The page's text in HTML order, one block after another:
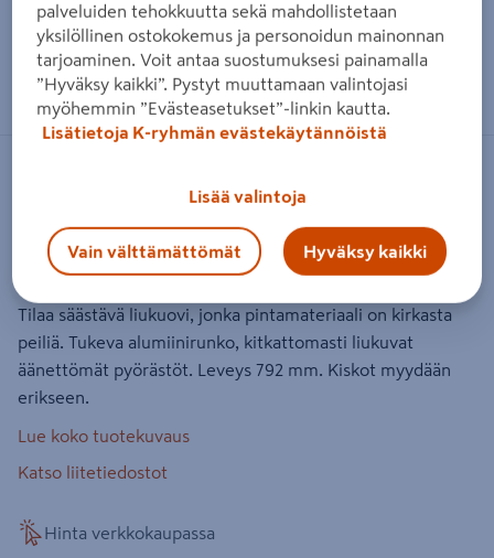
Zoomaa kuvaa sormilla kosketusnäytöllä
Tuotenumero:502016122 EAN-koodi : 6438313501985
Tilaa säästävä liukuovi, jonka pintamateriaali on kirkasta
peiliä. Tukeva alumiinirunko, kitkattomasti liukuvat
äänettömät pyörästöt. Leveys 792 mm. Kiskot myydään
erikseen.
Lue koko tuotekuvaus
Katso liitetiedostot
Hinta verkkokaupassa
palveluiden tehokkuutta sekä mahdollistetaan
yksilöllinen ostokokemus ja personoidun mainonnan
tarjoaminen. Voit antaa suostumuksesi painamalla
”Hyväksy kaikki”. Pystyt muuttamaan valintojasi
myöhemmin ”Evästeasetukset”-linkin kautta.
Lisätietoja K-ryhmän evästekäytännöistä
Lisää valintoja
Vain välttämättömät Hyväksy kaikki